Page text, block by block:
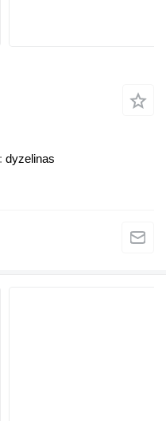
dyzelinas